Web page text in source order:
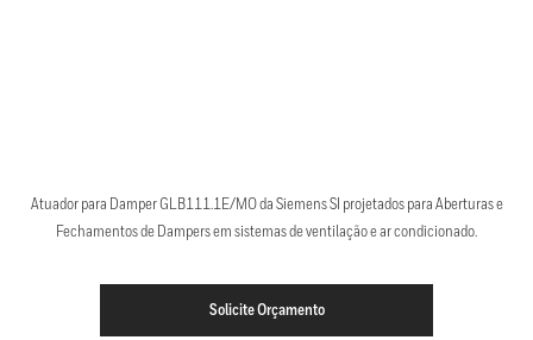
Atuador para Damper GLB111.1E/MO da Siemens SI projetados para Aberturas e
Fechamentos de Dampers em sistemas de ventilação e ar condicionado.
Solicite Orçamento